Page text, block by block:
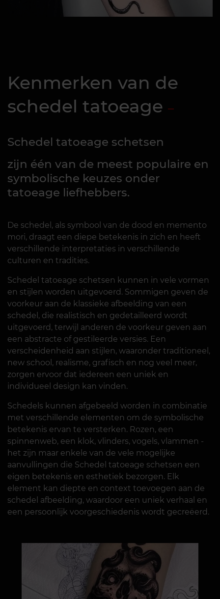
Kenmerken van de
schedel tatoeage
Schedel tatoeage schetsen
zijn één van de meest populaire en
symbolische keuzes onder
tatoeage liefhebbers.
De schedel, als symbool van de dood en memento
mori, draagt een diepe betekenis in zich en heeft
verschillende interpretaties in verschillende
culturen en tradities.
Schedel tatoeage schetsen kunnen in vele vormen
en stijlen worden uitgevoerd. Sommigen geven de
voorkeur aan de klassieke afbeelding van een
schedel, die realistisch en gedetailleerd wordt
uitgevoerd, terwijl anderen de voorkeur geven aan
een abstracte of gestileerde versies. Een
verscheidenheid aan stijlen, waaronder traditioneel,
new school, realisme, grafisch en nog veel meer,
zorgen ervoor dat iedereen een uniek en
individueel design kan vinden.
Schedels kunnen afgebeeld worden in combinatie
met verschillende elementen om de symbolische
betekenis ervan te versterken. Rozen, een
spinnenweb, een klok, vlinders, vogels, vlammen -
het zijn maar enkele van de vele mogelijke
aanvullingen die Schedel tatoeage schetsen een
eigen betekenis en esthetiek bezorgen. Elk
element kan diepte en context toevoegen aan de
schedel afbeelding, waardoor een uniek verhaal en
een persoonlijk voorgeschiedenis wordt gecreëerd.